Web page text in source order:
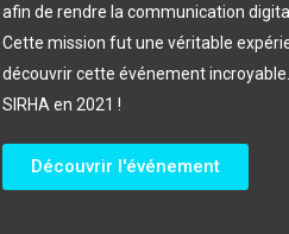
afin de rendre la communication
Cette mission fut une véritable
découvrir cette événement
SIRHA en 2021 !
Découvrir l'événement